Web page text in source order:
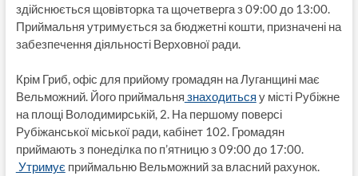
здійснюється щовівторка та щочетверга з 09:00 до 13:00.
Приймальня утримується за бюджетні кошти, призначені на
забезпечення діяльності Верховної ради.
Крім Гриб, офіс для прийому громадян на Луганщині має
Вельможний. Його приймальня знаходиться у місті Рубіжне
на площі Володимирській, 2. На першому поверсі
Рубіжанської міської ради, кабінет 102. Громадян
приймають з понеділка по п’ятницю з 09:00 до 17:00.
Утримує приймальню Вельможний за власний рахунок.